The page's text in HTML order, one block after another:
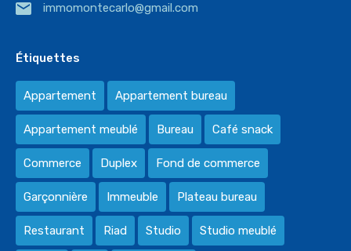
immomontecarlo@gmail.com
Étiquettes
Appartement Appartement bureau
Appartement meublé Bureau Café snack
Commerce Duplex Fond de commerce
Garçonnière Immeuble Plateau bureau
Restaurant Riad Studio Studio meublé